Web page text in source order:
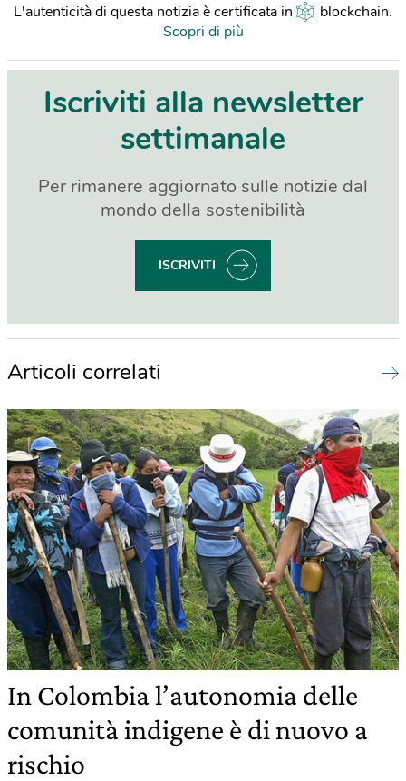
L'autenticità di questa notizia è certificata in blockchain.
Scopri di più
Iscriviti alla newsletter
settimanale
Per rimanere aggiornato sulle notizie dal
mondo della sostenibilità
ISCRIVITI
Articoli correlati
In Colombia l’autonomia delle
comunità indigene è di nuovo a
rischio